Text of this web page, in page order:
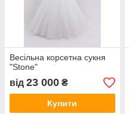
Весільна корсетна сукня
"Stone"
від 23 000 ₴
Купити